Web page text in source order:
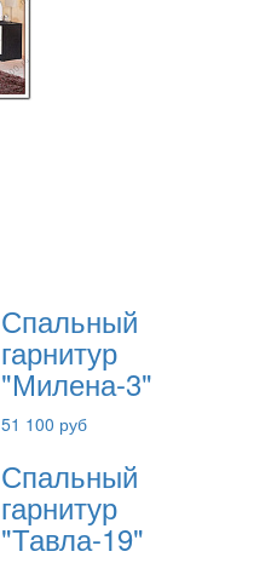
Спальный
гарнитур
"Милена-3"
51 100 руб
Спальный
гарнитур
"Тавла-19"